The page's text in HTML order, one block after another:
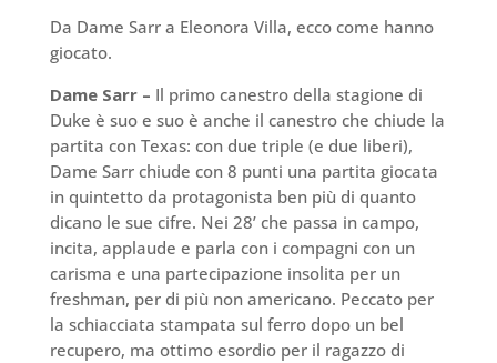
Da Dame Sarr a Eleonora Villa, ecco come hanno
giocato.
Dame Sarr – Il primo canestro della stagione di
Duke è suo e suo è anche il canestro che chiude la
partita con Texas: con due triple (e due liberi),
Dame Sarr chiude con 8 punti una partita giocata
in quintetto da protagonista ben più di quanto
dicano le sue cifre. Nei 28’ che passa in campo,
incita, applaude e parla con i compagni con un
carisma e una partecipazione insolita per un
freshman, per di più non americano. Peccato per
la schiacciata stampata sul ferro dopo un bel
recupero, ma ottimo esordio per il ragazzo di